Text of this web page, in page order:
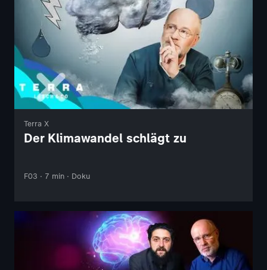
Terra X
Der Klimawandel schlägt zu
F03 · 7 min · Doku